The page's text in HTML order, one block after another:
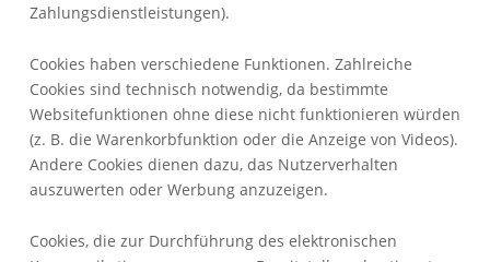
Zahlungsdienstleistungen).
Cookies haben verschiedene Funktionen. Zahlreiche
Cookies sind technisch notwendig, da bestimmte
Websitefunktionen ohne diese nicht funktionieren würden
(z. B. die Warenkorbfunktion oder die Anzeige von Videos).
Andere Cookies dienen dazu, das Nutzerverhalten
auszuwerten oder Werbung anzuzeigen.
Cookies, die zur Durchführung des elektronischen